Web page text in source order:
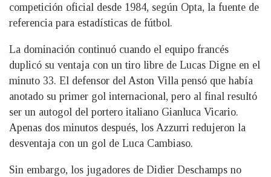
competición oficial desde 1984, según Opta, la fuente de
referencia para estadísticas de fútbol.
La dominación continuó cuando el equipo francés
duplicó su ventaja con un tiro libre de Lucas Digne en el
minuto 33. El defensor del Aston Villa pensó que había
anotado su primer gol internacional, pero al final resultó
ser un autogol del portero italiano Gianluca Vicario.
Apenas dos minutos después, los Azzurri redujeron la
desventaja con un gol de Luca Cambiaso.
Sin embargo, los jugadores de Didier Deschamps no